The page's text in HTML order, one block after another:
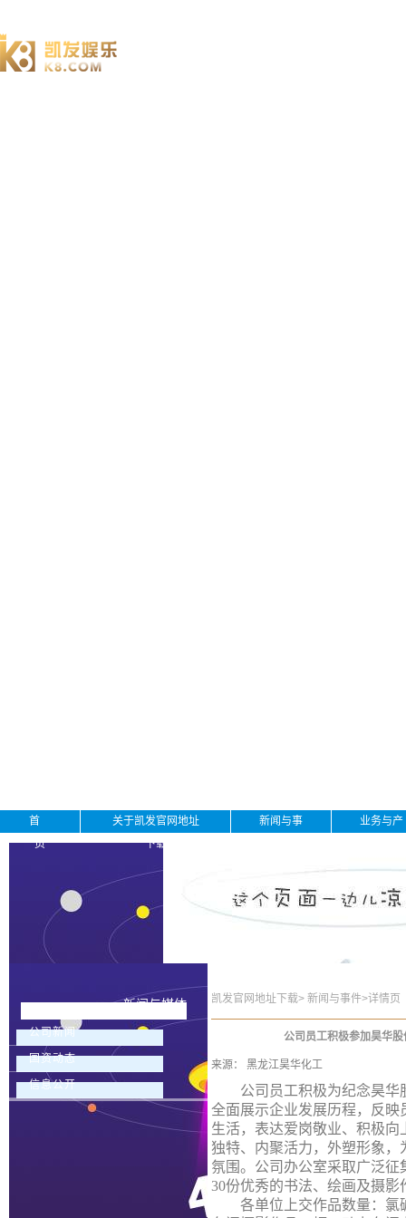
首
页
关于凯发官网地址
下载
新闻与事
业务与产
新闻与媒体
公司新闻
国资动态
信息公开
凯发官网地址下载> 新闻与事件>详情页
公司员工积极参加昊华
来源： 黑龙江昊华化工
公司员工积极为纪念昊华
全面展示企业发展历程，反
生活，表达爱岗敬业、积极
独特、内聚活力，外塑形象
氛围。公司办公室采取广泛
30份优秀的书法、绘画及摄
各单位上交作品数量：氯